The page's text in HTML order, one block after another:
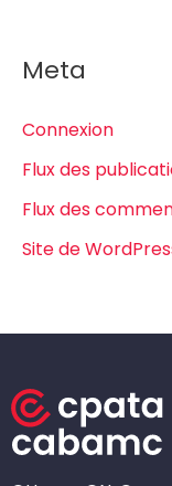
Meta
Connexion
Flux des
Flux des
Site de